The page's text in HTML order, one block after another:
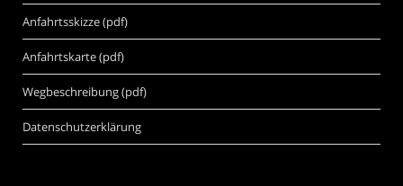
Anfahrtsskizze (pdf)
Anfahrtskarte (pdf)
Wegbeschreibung (pdf)
Datenschutzerklärung